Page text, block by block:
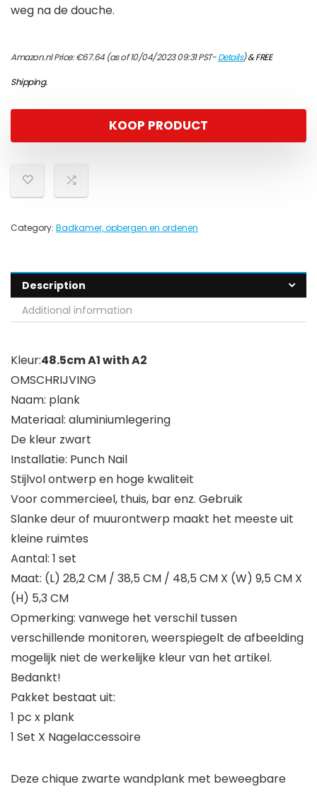
weg na de douche.
Amazon.nl Price:€67.64(as of 10/04/2023 09:31 PST-Details)&FREE
Shipping.
KOOP PRODUCT
Category: Badkamer, opbergen en ordenen
Description
Additional information
Kleur:48.5cm A1 with A2
OMSCHRIJVING
Naam: plank
Materiaal: aluminiumlegering
De kleur zwart
Installatie: Punch Nail
Stijlvol ontwerp en hoge kwaliteit
Voor commercieel, thuis, bar enz. Gebruik
Slanke deur of muurontwerp maakt het meeste uit
kleine ruimtes
Aantal: 1 set
Maat: (L) 28,2 CM / 38,5 CM / 48,5 CM X (W) 9,5 CM X
(H) 5,3 CM
Opmerking: vanwege het verschil tussen
verschillende monitoren, weerspiegelt de afbeelding
mogelijk niet de werkelijke kleur van het artikel.
Bedankt!
Pakket bestaat uit:
1 pc x plank
1 Set X Nagelaccessoire
Deze chique zwarte wandplank met beweegbare